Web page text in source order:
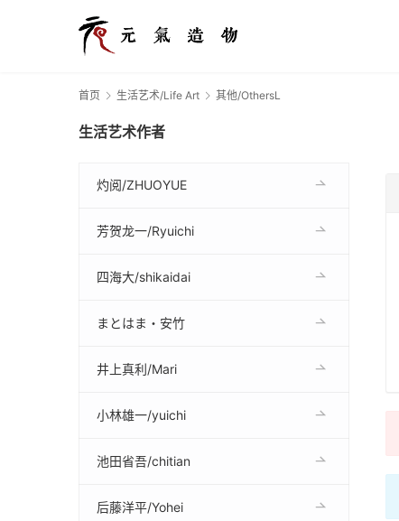
首页 生活艺术/Life Art 其他/OthersL
生活艺术作者
灼阅/ZHUOYUE
芳贺龙一/Ryuichi
四海大/shikaidai
まとはま・安竹
井上真利/Mari
小林雄一/yuichi
池田省吾/chitian
后藤洋平/Yohei